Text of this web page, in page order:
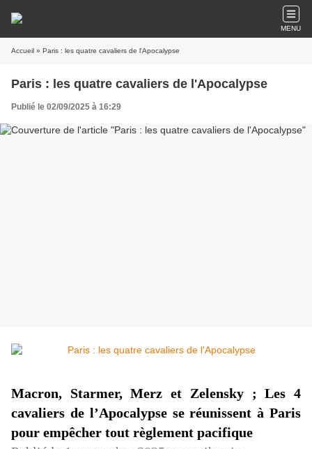
MENU
Accueil » Paris : les quatre cavaliers de l'Apocalypse
Paris : les quatre cavaliers de l'Apocalypse
Publié le 02/09/2025 à 16:29
Macron, Starmer, Merz et Zelensky ; Les 4
cavaliers de l’Apocalypse se réunissent à Paris
pour empêcher tout règlement pacifique